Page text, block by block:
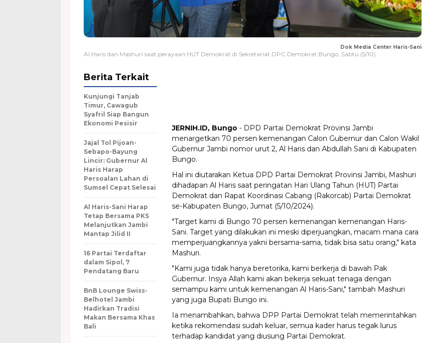
Dok Media Center Haris-Sani
Al Haris dan Mashuri saat perayaan HUT Demokrat di Sekretariat DPC Demokrat Bungo, Sabtu (5/10)
Berita Terkait
Kunjungi Tanjab
Timur, Cawagub
Syafril Siap Bangun
Ekonomi Pesisir
Jajal Tol Pijoan-
Sebapo-Bayung
Lincir: Gubernur Al
Haris Harap
Persoalan Lahan di
Sumsel Cepat Selesai
Al Haris-Sani Harap
Tetap Bersama PKS
Melanjutkan Jambi
Mantap Jilid II
16 Partai Terdaftar
dalam Sipol, 7
Pendatang Baru
BnB Lounge Swiss-
Belhotel Jambi
Hadirkan Tradisi
Makan Bersama Khas
Bali
JERNIH.ID, Bungo - DPD Partai Demokrat Provinsi Jambi
menargetkan 70 persen kemenangan Calon Gubernur dan Calon Wakil
Gubernur Jambi nomor urut 2, Al Haris dan Abdullah Sani di Kabupaten
Bungo.
Hal ini diutarakan Ketua DPD Partai Demokrat Provinsi Jambi, Mashuri
dihadapan Al Haris saat peringatan Hari Ulang Tahun (HUT) Partai
Demokrat dan Rapat Koordinasi Cabang (Rakorcab) Partai Demokrat
se-Kabupaten Bungo, Jumat (5/10/2024).
"Target kami di Bungo 70 persen kemenangan kemenangan Haris-
Sani. Target yang dilakukan ini meski diperjuangkan, macam mana cara
memperjuangkannya yakni bersama-sama, tidak bisa satu orang," kata
Mashuri.
"Kami juga tidak hanya beretorika, kami berkerja di bawah Pak
Gubernur. Insya Allah kami akan bekerja sekuat tenaga dengan
semampu kami untuk kemenangan Al Haris-Sani," tambah Mashuri
yang juga Bupati Bungo ini.
Ia menambahkan, bahwa DPP Partai Demokrat telah memerintahkan
ketika rekomendasi sudah keluar, semua kader harus tegak lurus
terhadap kandidat yang diusung Partai Demokrat.